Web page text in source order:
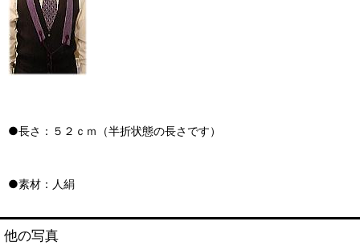
●長さ：５２ｃｍ（半折状態の長さです）
●素材：人絹
他の写真